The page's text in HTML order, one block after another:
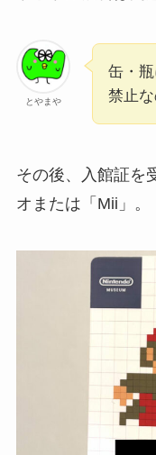
とやまや
缶・
禁止な
その後、入館証を
オまたは「Mii」。